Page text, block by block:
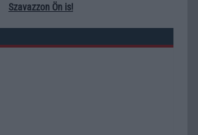
Szavazzon Ön is!